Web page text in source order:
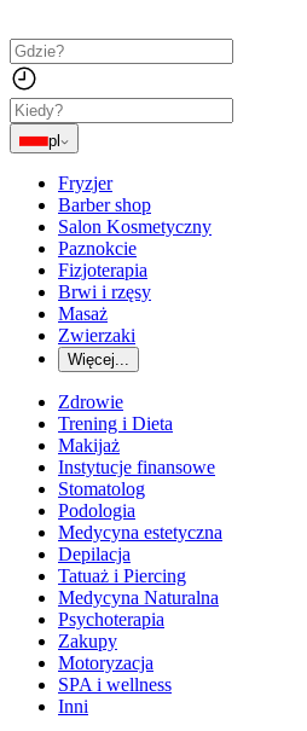
pl
Fryzjer
Barber shop
Salon Kosmetyczny
Paznokcie
Fizjoterapia
Brwi i rzęsy
Masaż
Zwierzaki
Więcej...
Zdrowie
Trening i Dieta
Makijaż
Instytucje finansowe
Stomatolog
Podologia
Medycyna estetyczna
Depilacja
Tatuaż i Piercing
Medycyna Naturalna
Psychoterapia
Zakupy
Motoryzacja
SPA i wellness
Inni